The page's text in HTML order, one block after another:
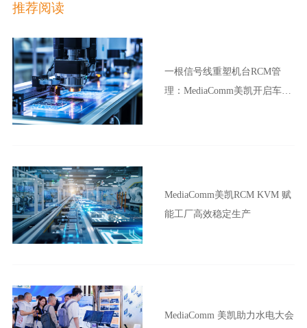
推荐阅读
一根信号线重塑机台RCM管
理：MediaComm美凯开启车企
MediaComm美凯RCM KVM 赋
能工厂高效稳定生产
MediaComm 美凯助力水电大会